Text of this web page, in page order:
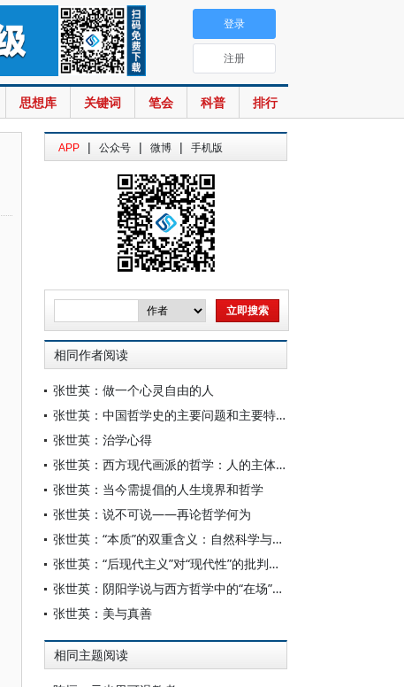
思想库 关键词 笔会 科普 排行
登录
注册
APP | 公众号 | 微博 | 手机版
相同作者阅读
张世英：做一个心灵自由的人
张世英：中国哲学史的主要问题和主要特征
张世英：治学心得
张世英：西方现代画派的哲学：人的主体性与自我表现
张世英：当今需提倡的人生境界和哲学
张世英：说不可说——再论哲学何为
张世英：“本质”的双重含义：自然科学与人文科学——黑格尔、狄尔泰、胡塞尔之间的一点链接
张世英：“后现代主义”对“现代性”的批判与超越
张世英：阴阳学说与西方哲学中的“在场”与“不在场”
张世英：美与真善
相同主题阅读